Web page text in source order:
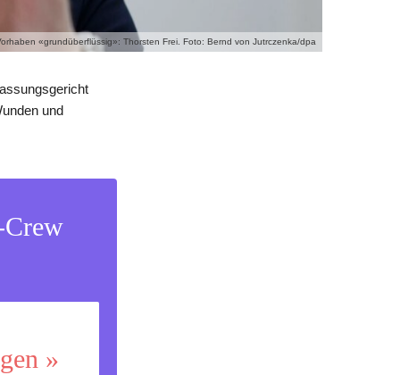
«grundüberflüssig»: Thorsten Frei. Foto: Bernd von Jutrczenka/dpa
und
»